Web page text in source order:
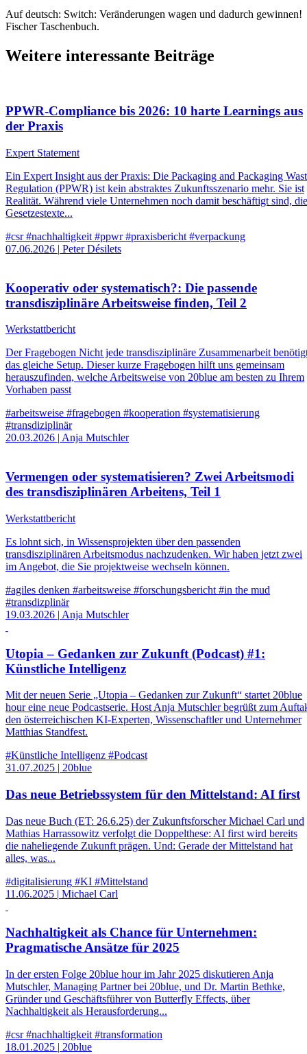
Auf deutsch: Switch: Veränderungen wagen und dadurch gewinnen!
Fischer Taschenbuch.
Weitere interessante Beiträge
PPWR-Compliance bis 2026: 10 harte Learnings aus
der Praxis
Expert Statement
Ein Expert Insight aus der Praxis: Die Packaging and Packaging
Regulation (PPWR) ist kein abstraktes Zukunftsszenario mehr. Sie ist
Realität. Während viele Unternehmen noch damit beschäftigt sind, die
Gesetzestexte...
#csr #nachhaltigkeit #ppwr #praxisbericht #verpackung
07.06.2026 | Peter Désilets
Kooperativ oder systematisch?: Die passende
transdisziplinäre Arbeitsweise finden, Teil 2
Werkstattbericht
Der Fragebogen Nicht jede transdisziplinäre Zusammenarbeit
das gleiche Setup. Dieser kurze Fragebogen hilft uns gemeinsam
herauszufinden, welche Arbeitsweise von 20blue am besten zu Ihrem
Vorhaben passt
#arbeitsweise #fragebogen #kooperation #systematisierung
#transdiziplinär
20.03.2026 | Anja Mutschler
Vermengen oder systematisieren? Zwei Arbeitsmodi
des transdisziplinären Arbeitens, Teil 1
Werkstattbericht
Es lohnt sich, in Wissensprojekten über den passenden
transdisziplinären Arbeitsmodus nachzudenken. Wir haben jetzt zwei
im Angebot, die Sie projektweise wechseln können.
#agiles denken #arbeitsweise #forschungsbericht #in the mud
#transdizplinär
19.03.2026 | Anja Mutschler
Utopia – Gedanken zur Zukunft (Podcast) #1:
Künstliche Intelligenz
Mit der neuen Serie „Utopia – Gedanken zur Zukunft“ startet 20blue
hour eine neue Podcastserie. Host Anja Mutschler begrüßt zum
den österreichischen KI-Experten, Wissenschaftler und Unternehmer
Matthias Standfest.
#Künstliche Intelligenz #Podcast
31.07.2025 | 20blue
Das neue Betriebssystem für den Mittelstand: AI first
Das neue Buch (ET: 26.6.25) der Zukunftsforscher Michael Carl und
Mathias Harrassowitz verfolgt die Doppelthese: AI first wird bereits
die naheliegende Zukunft prägen. Und: Gerade der Mittelstand hat
alles, was...
#digitalisierung #KI #Mittelstand
11.06.2025 | Michael Carl
Nachhaltigkeit als Chance für Unternehmen:
Pragmatische Ansätze für 2025
In der ersten Folge 20blue hour im Jahr 2025 diskutieren Anja
Mutschler, Managing Partner bei 20blue, und Dr. Martin Bethke,
Gründer und Geschäftsführer von Butterfly Effects, über
Nachhaltigkeit als Herausforderung...
#csr #nachhaltigkeit #transformation
18.01.2025 | 20blue